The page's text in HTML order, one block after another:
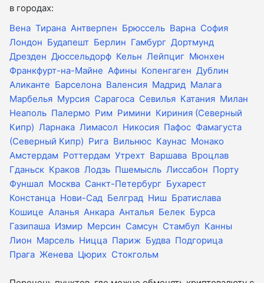
в городах:
Вена Тирана Антверпен Брюссель Варна София
Лондон Будапешт Берлин Гамбург Дортмунд
Дрезден Дюссельдорф Кельн Лейпциг Мюнхен
Франкфурт-на-Майне Афины Копенгаген Дублин
Аликанте Барселона Валенсия Мадрид Малага
Марбелья Мурсия Сарагоса Севилья Катания Милан
Неаполь Палермо Рим Римини Кириния (Северный
Кипр) Ларнака Лимасол Никосия Пафос Фамагуста
(Северный Кипр) Рига Вильнюс Каунас Монако
Амстердам Роттердам Утрехт Варшава Вроцлав
Гданьск Краков Лодзь Пшемысль Лиссабон Порту
Фуншал Москва Санкт-Петербург Бухарест
Констанца Нови-Сад Белград Ниш Братислава
Кошице Аланья Анкара Анталья Белек Бурса
Газипаша Измир Мерсин Самсун Стамбул Канны
Лион Марсель Ницца Париж Будва Подгорица
Прага Женева Цюрих Стокгольм